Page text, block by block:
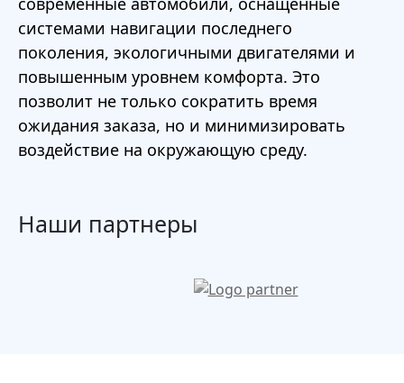
системами навигации последнего
поколения, экологичными двигателями и
повышенным уровнем комфорта. Это
позволит не только сократить время
ожидания заказа, но и минимизировать
воздействие на окружающую среду.
Наши партнеры